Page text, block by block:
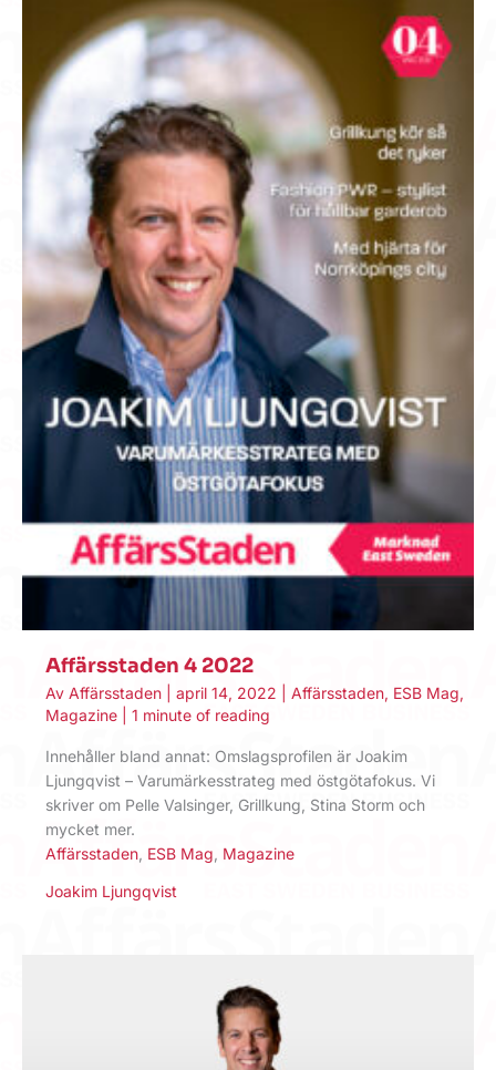
Affärsstaden 4 2022
Av Affärsstaden april 14, 2022 Affärsstaden, ESB Mag,
Magazine
1 minute of reading
Innehåller bland annat: Omslagsprofilen är Joakim
Ljungqvist – Varumärkesstrateg med östgötafokus. Vi
skriver om Pelle Valsinger, Grillkung, Stina Storm och
mycket mer.
Affärsstaden, ESB Mag, Magazine
Joakim Ljungqvist